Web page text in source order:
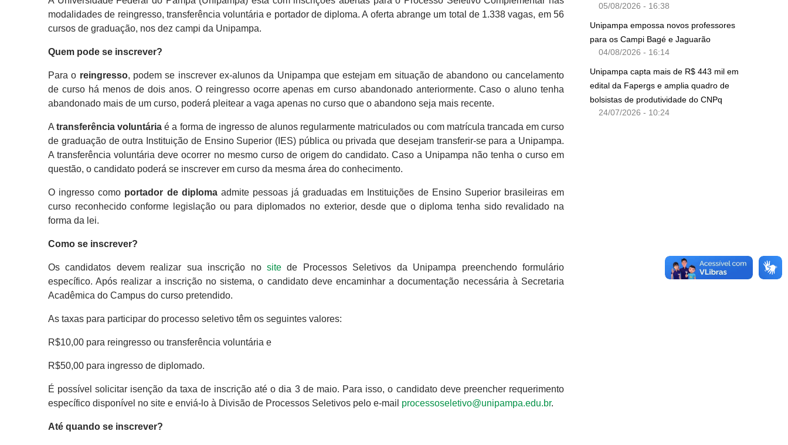
modalidades de reingresso, transferência voluntária e portador de diploma. A oferta abrange um total de 1.338 vagas, em 56
cursos de graduação, nos dez campi da Unipampa.
Quem pode se inscrever?
Para o reingresso, podem se inscrever ex-alunos da Unipampa que estejam em situação de abandono ou cancelamento
de curso há menos de dois anos. O reingresso ocorre apenas em curso abandonado anteriormente. Caso o aluno tenha
abandonado mais de um curso, poderá pleitear a vaga apenas no curso que o abandono seja mais recente.
Atransferência voluntária é a forma de ingresso de alunos regularmente matriculados ou com matrícula trancada em curso
de graduação de outra Instituição de Ensino Superior (IES) pública ou privada que desejam transferir-se para a Unipampa.
A transferência voluntária deve ocorrer no mesmo curso de origem do candidato. Caso a Unipampa não tenha o curso em
questão, o candidato poderá se inscrever em curso da mesma área do conhecimento.
O ingresso como portador de diplomaadmite pessoas já graduadas em Instituições de Ensino Superior brasileiras em
curso reconhecido conforme legislação ou para diplomados no exterior, desde que o diploma tenha sido revalidado na
forma da lei.
Como se inscrever?
Os candidatos devem realizar sua inscrição no site de Processos Seletivos da Unipampa preenchendo formulário
específico. Após realizar a inscrição no sistema, o candidato deve encaminhar a documentação necessária à Secretaria
Acadêmica do Campus do curso pretendido.
As taxas para participar do processo seletivo têm os seguintes valores:
R$10,00 para reingresso ou transferência voluntária e
R$50,00 para ingresso de diplomado.
É possível solicitar isenção da taxa de inscrição até o dia 3 de maio. Para isso, o candidato deve preencher requerimento
específico disponível no site e enviá-lo à Divisão de Processos Seletivos pelo e-mail processoseletivo@unipampa.edu.br.
Até quando se inscrever?
05/08/2026 - 16:38
Unipampa empossa novos professores
para os Campi Bagé e Jaguarão
04/08/2026 - 16:14
Unipampa capta mais de R$ 443 mil em
edital da Fapergs e amplia quadro de
bolsistas de produtividade do CNPq
24/07/2026 - 10:24